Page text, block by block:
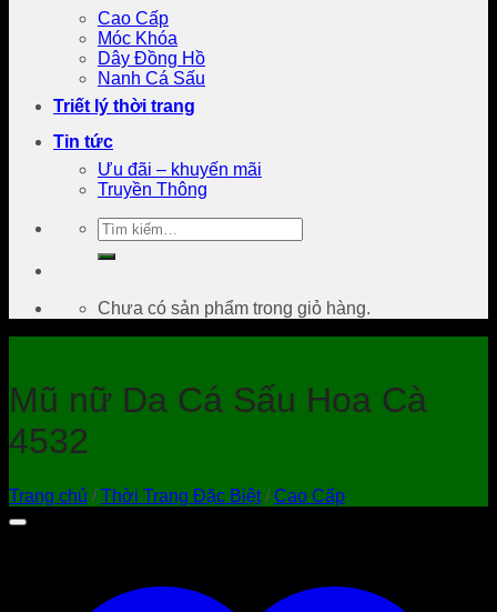
Cao Cấp
Móc Khóa
Dây Đồng Hồ
Nanh Cá Sấu
Triết lý thời trang
Tin tức
Ưu đãi – khuyến mãi
Truyền Thông
Tìm
kiếm:
Chưa có sản phẩm trong giỏ hàng.
Mũ nữ Da Cá Sấu Hoa Cà
4532
Trang chủ / Thời Trang Đặc Biệt / Cao Cấp